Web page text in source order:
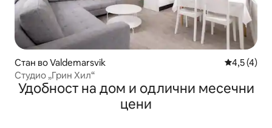
Стан во Valdemarsvik Просечна
4,5 (4)
Студио „Грин Хил“
Удобност на дом и одлични месечни
цени